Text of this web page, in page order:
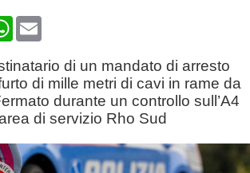
WhatsApp
Email
di un mandato di arresto
di mille metri di cavi in rame da
durante un controllo sull’A4
di servizio Rho Sud